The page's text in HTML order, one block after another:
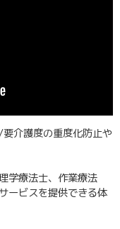
介護度の重度化防止や
学療法士、作業療法
ービスを提供できる体